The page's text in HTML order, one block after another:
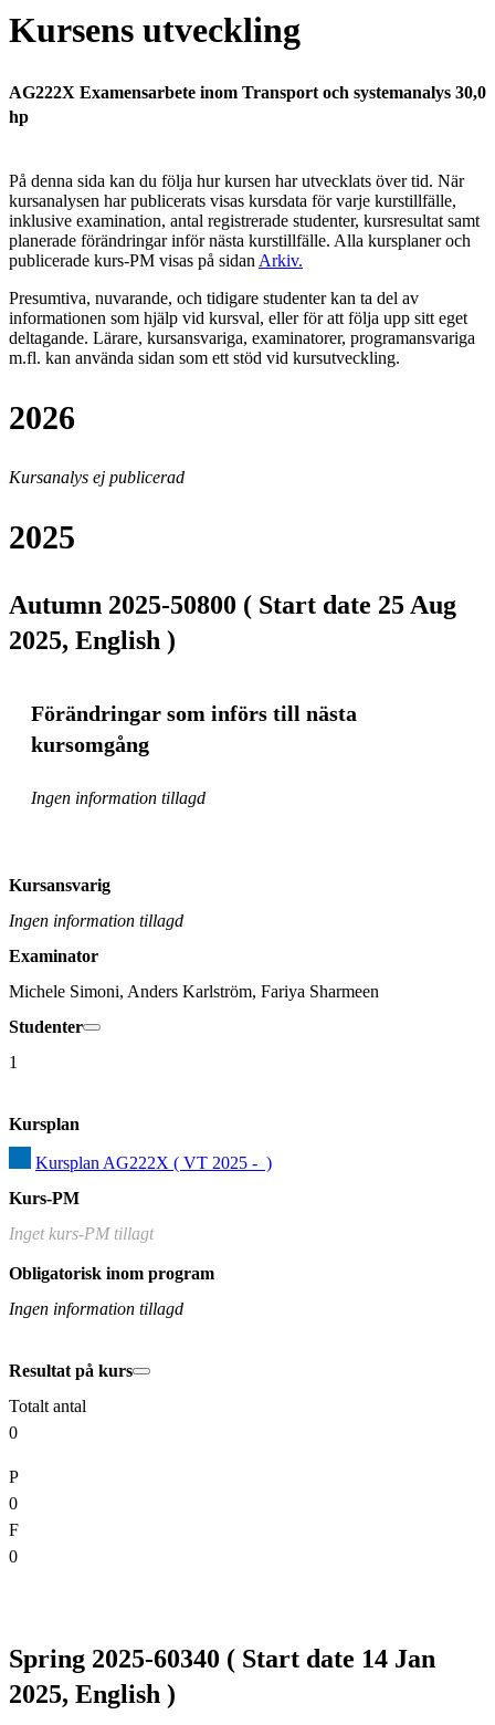
Kursens utveckling
AG222X Examensarbete inom Transport och systemanalys 30,0
hp
På denna sida kan du följa hur kursen har utvecklats över tid. När
kursanalysen har publicerats visas kursdata för varje kurstillfälle,
inklusive examination, antal registrerade studenter, kursresultat samt
planerade förändringar inför nästa kurstillfälle. Alla kursplaner och
publicerade kurs-PM visas på sidan Arkiv.
Presumtiva, nuvarande, och tidigare studenter kan ta del av
informationen som hjälp vid kursval, eller för att följa upp sitt eget
deltagande. Lärare, kursansvariga, examinatorer, programansvariga
m.fl. kan använda sidan som ett stöd vid kursutveckling.
2026
Kursanalys ej publicerad
2025
Autumn 2025-50800 ( Start date 25 Aug
2025, English )
Förändringar som införs till nästa
kursomgång
Ingen information tillagd
Kursansvarig
Ingen information tillagd
Examinator
Michele Simoni, Anders Karlström, Fariya Sharmeen
Studenter
1
Kursplan
Kursplan AG222X ( VT 2025 -  )
Kurs-PM
Inget kurs-PM tillagt
Obligatorisk inom program
Ingen information tillagd
Resultat på kurs
Totalt antal
0
P
0
F
0
Spring 2025-60340 ( Start date 14 Jan
2025, English )